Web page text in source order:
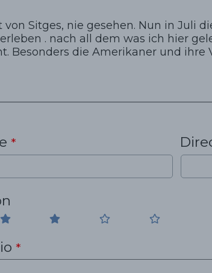
von Sitges, nie gesehen. Nun in Juli
. nach all dem was ich hier
Besonders die Amerikaner und ihre
*
*